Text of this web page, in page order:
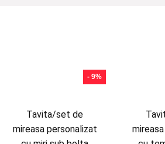
- 9%
Tavita/set de
mireasa personalizat